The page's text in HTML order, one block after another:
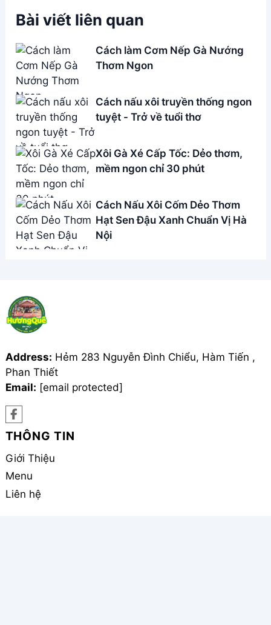
Bài viết liên quan
Cách làm Cơm Nếp Gà Nướng
Thơm Ngon
Cách nấu xôi truyền thống ngon
tuyệt - Trở về tuổi thơ
Xôi Gà Xé Cấp Tốc: Dẻo thơm,
mềm ngon chỉ 30 phút
Cách Nấu Xôi Cốm Dẻo Thơm
Hạt Sen Đậu Xanh Chuẩn Vị Hà
Nội
Address: Hẻm 283 Nguyễn Đình Chiểu, Hàm Tiến ,
Phan Thiết
Email: [email protected]
THÔNG TIN
Giới Thiệu
Menu
Liên hệ